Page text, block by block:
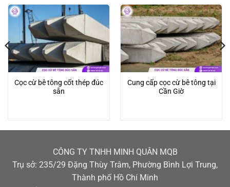
Cọc cừ bê tông cốt thép đúc
sẵn
Cung cấp cọc cừ bê tông tại
Cần Giờ
CÔNG TY TNHH MINH QUÂN MQB
Trụ sở: 235/29 Đặng Thùy Trâm, Phường Bình Lợi Trung,
Thành phố Hồ Chí Minh